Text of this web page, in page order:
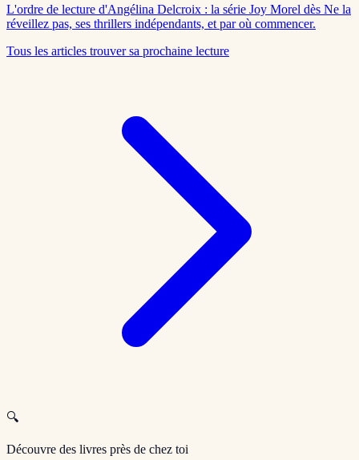
L'ordre de lecture d'Angélina Delcroix : la série Joy Morel dès Ne la
réveillez pas, ses thrillers indépendants, et par où commencer.
Tous les articles trouver sa prochaine lecture
🔍
Découvre des livres près de chez toi